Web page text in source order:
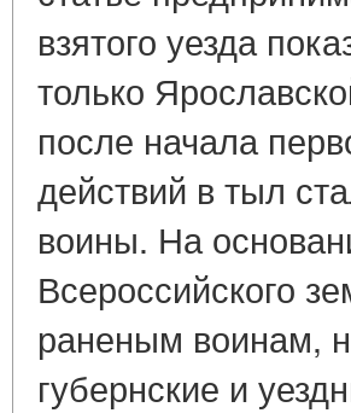
взятого уезда
только
после начала
действий в тыл
воины. На
Всероссийского
раненым воинам,
губернские и